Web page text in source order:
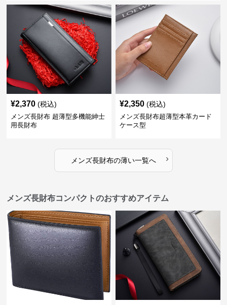
¥2,370 (税込)
メンズ長財布 超薄型多機能紳士
用長財布
¥2,350 (税込)
メンズ長財布超薄型本革カード
ケース型
メンズ長財布の薄い一覧へ ›
メンズ長財布コンパクトのおすすめアイテム